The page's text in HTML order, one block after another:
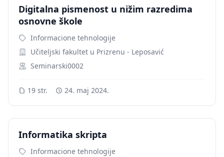
Digitalna pismenost u nižim razredima
osnovne škole
Informacione tehnologije
Učiteljski fakultet u Prizrenu - Leposavić
Seminarski0002
19 str. 24. maj 2024.
Informatika skripta
Informacione tehnologije